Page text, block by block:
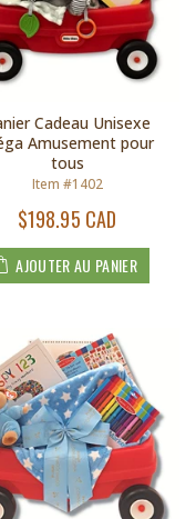
Cadeau Unisexe
Amusement pour
tous
Item #1402
$198.95 CAD
AJOUTER AU PANIER